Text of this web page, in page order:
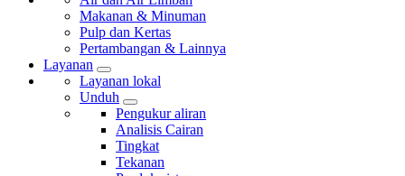
Makanan & Minuman
Pulp dan Kertas
Pertambangan & Lainnya
Layanan
Layanan lokal
Unduh
Pengukur aliran
Analisis Cairan
Tingkat
Tekanan